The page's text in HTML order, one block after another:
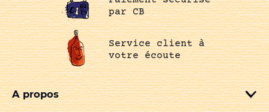
par CB
Service client à
votre écoute
A propos